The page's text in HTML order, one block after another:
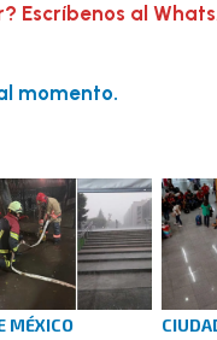
Escríbenos al
momento.
MÉXICO